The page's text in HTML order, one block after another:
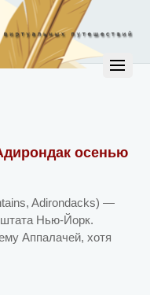
осенью
Adirondacks) —
штата Нью-Йорк.
Аппалачей, хотя